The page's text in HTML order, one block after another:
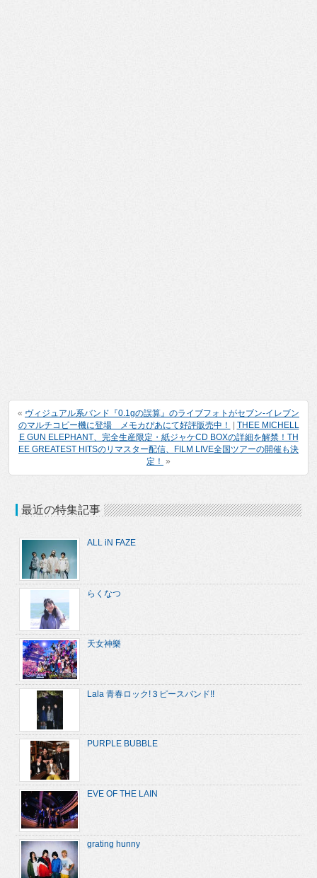
« ヴィジュアル系バンド『0.1gの誤算』のライブフォトがセブン‐イレブン
のマルチコピー機に登場 メモカぴあにて好評販売中！
THEE MICHELL
E GUN ELEPHANT、完全生産限定・紙ジャケCD BOXの詳細を解禁！TH
EE GREATEST HITSのリマスター配信、FILM LIVE全国ツアーの開催も決
定！ »
最近の特集記事
ALL iN FAZE
らくなつ
天女神樂
Lala 青春ロック!３ピースバンド!!
PURPLE BUBBLE
EVE OF THE LAIN
grating hunny